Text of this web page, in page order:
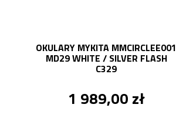
OKULARY MYKITA MMCIRCLEE001
MD29 WHITE / SILVER FLASH
C329
1 989,00 zł